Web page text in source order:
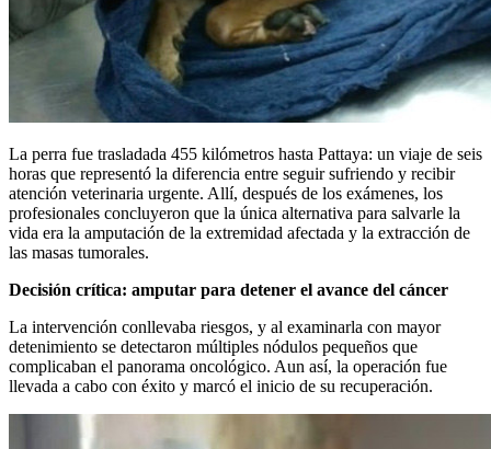
La perra fue trasladada 455 kilómetros hasta Pattaya: un viaje de seis
horas que representó la diferencia entre seguir sufriendo y recibir
atención veterinaria urgente. Allí, después de los exámenes, los
profesionales concluyeron que la única alternativa para salvarle la
vida era la amputación de la extremidad afectada y la extracción de
las masas tumorales.
Decisión crítica: amputar para detener el avance del cáncer
La intervención conllevaba riesgos, y al examinarla con mayor
detenimiento se detectaron múltiples nódulos pequeños que
complicaban el panorama oncológico. Aun así, la operación fue
llevada a cabo con éxito y marcó el inicio de su recuperación.